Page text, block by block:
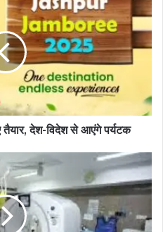
तैयार, देश-विदेश से आएंगे पर्यटक